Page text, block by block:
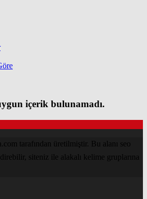
içerik bulunamadı.
tarafından üretilmiştir. Bu alanı seo
siteniz ile alakalı kelime gruplarına